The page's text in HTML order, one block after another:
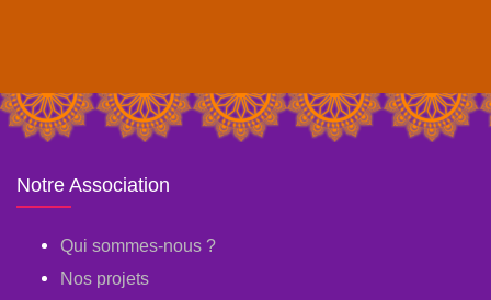
Notre Association
Qui sommes-nous ?
Nos projets